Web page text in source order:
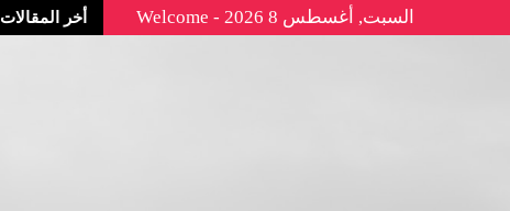
السبت, أغسطس 8 2026 - Welcome أخر المقالات